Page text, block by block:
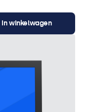
In winkelwagen